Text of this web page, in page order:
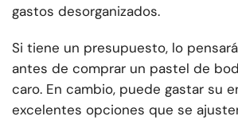
gastos desorganizados.
Si tiene un presupuesto, lo
antes de comprar un pastel de
caro. En cambio, puede gastar su
excelentes opciones que se